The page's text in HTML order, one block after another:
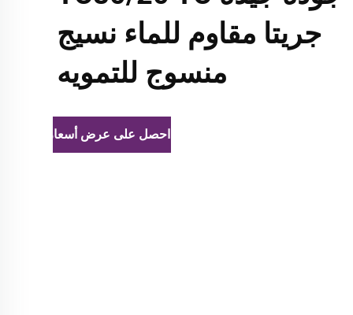
جريتا مقاوم للماء نسيج
منسوج للتمويه
احصل على عرض أسعار